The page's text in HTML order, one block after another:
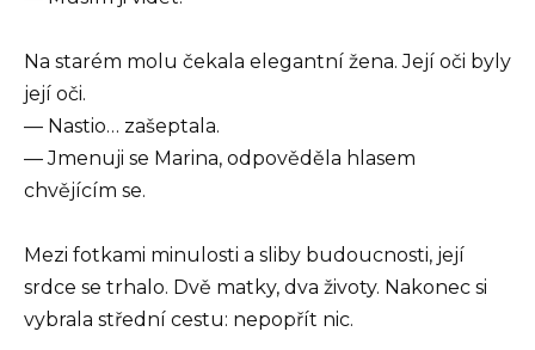
Na starém molu čekala elegantní žena. Její oči byly
její oči.
— Nastio… zašeptala.
— Jmenuji se Marina, odpověděla hlasem
chvějícím se.
Mezi fotkami minulosti a sliby budoucnosti, její
srdce se trhalo. Dvě matky, dva životy. Nakonec si
vybrala střední cestu: nepopřít nic.